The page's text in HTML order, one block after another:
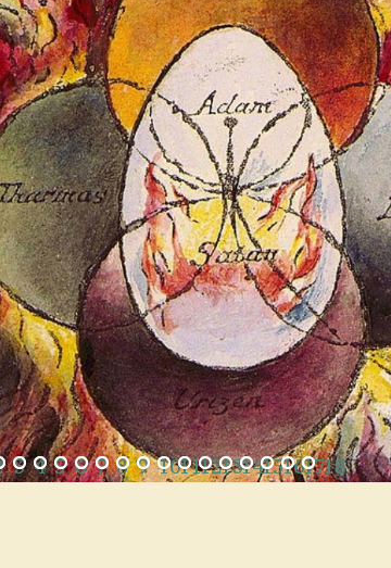
3 4 5 6 7 8 9 101112131415161718